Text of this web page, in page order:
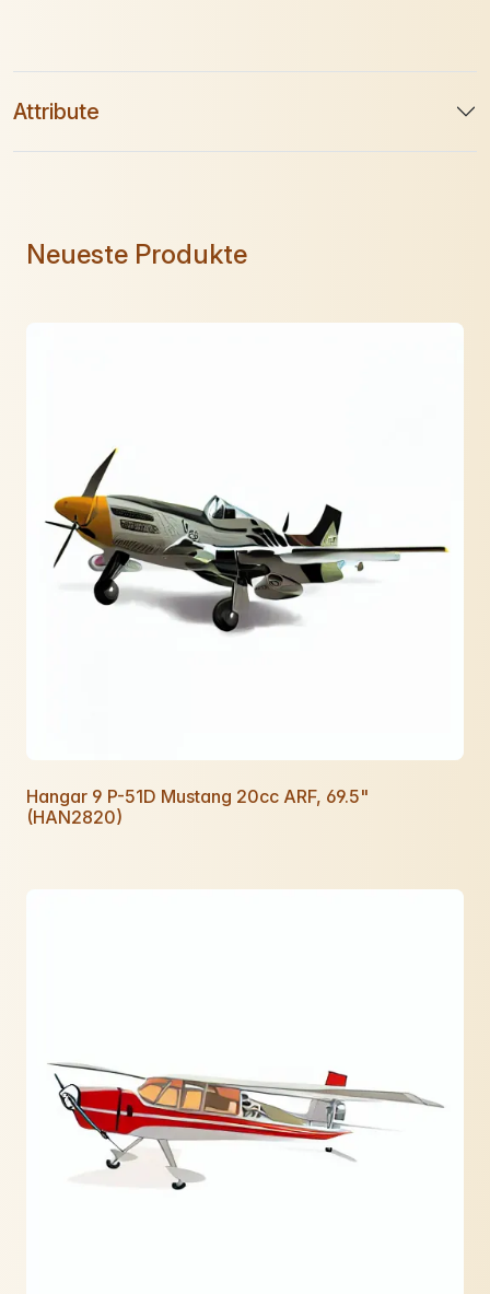
Attribute
Neueste Produkte
Hangar 9 P-51D Mustang 20cc ARF, 69.5"
(HAN2820)